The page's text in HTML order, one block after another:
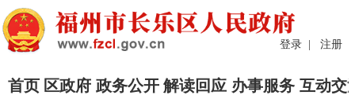
登录 | 注册
首页 区政府 政务公开 解读回应 办事服务 互动交